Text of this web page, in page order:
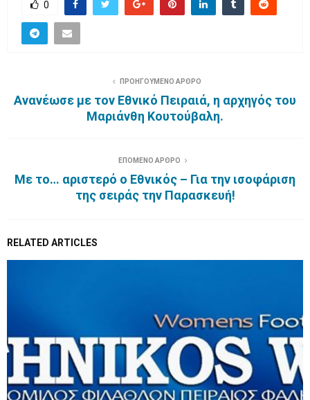
0
ΠΡΟΗΓΟΥΜΕΝΟ ΑΡΘΡΟ
Ανανέωσε με τον Εθνικό Πειραιά, η αρχηγός του
Μαριάνθη Κουτούβαλη.
ΕΠΟΜΕΝΟ ΑΡΘΡΟ
Με το… αριστερό ο Εθνικός – Για την ισοφάριση
της σειράς την Παρασκευή!
RELATED ARTICLES